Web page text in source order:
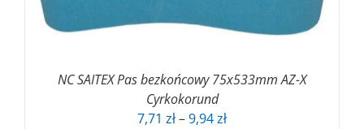
NC SAITEX Pas bezkońcowy 75x533mm AZ-X
Cyrkokorund
7,71 zł–9,94złZakres